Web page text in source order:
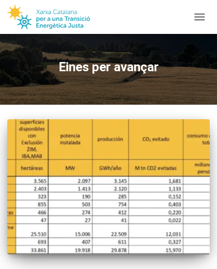
Eines per avançar